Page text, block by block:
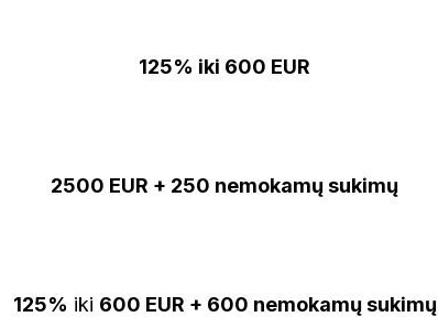
125% iki 600 EUR
2500 EUR + 250 nemokamų sukimų
125% iki 600 EUR + 600 nemokamų sukimų